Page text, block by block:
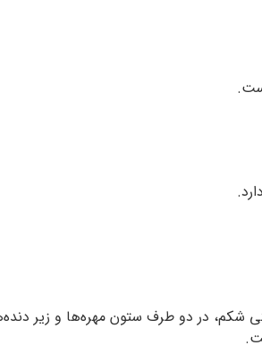
در دو طرف ستون مهره‌ها و زیر دنده‌های